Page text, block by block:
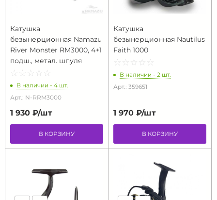
Катушка
безынерционная Namazu
River Monster RM3000, 4+1
подш., метал. шпуля
☆ ☆ ☆ ☆ ☆
★ ★ ★ ★ ★
В наличии - 4 шт.
Арт.: N-RRM3000
1 930 ₽/шт
В КОРЗИНУ
Катушка
безынерционная Nautilus
Faith 1000
☆ ☆ ☆ ☆ ☆
★ ★ ★ ★ ★
В наличии - 2 шт.
Арт.: 359651
1 970 ₽/шт
В КОРЗИНУ